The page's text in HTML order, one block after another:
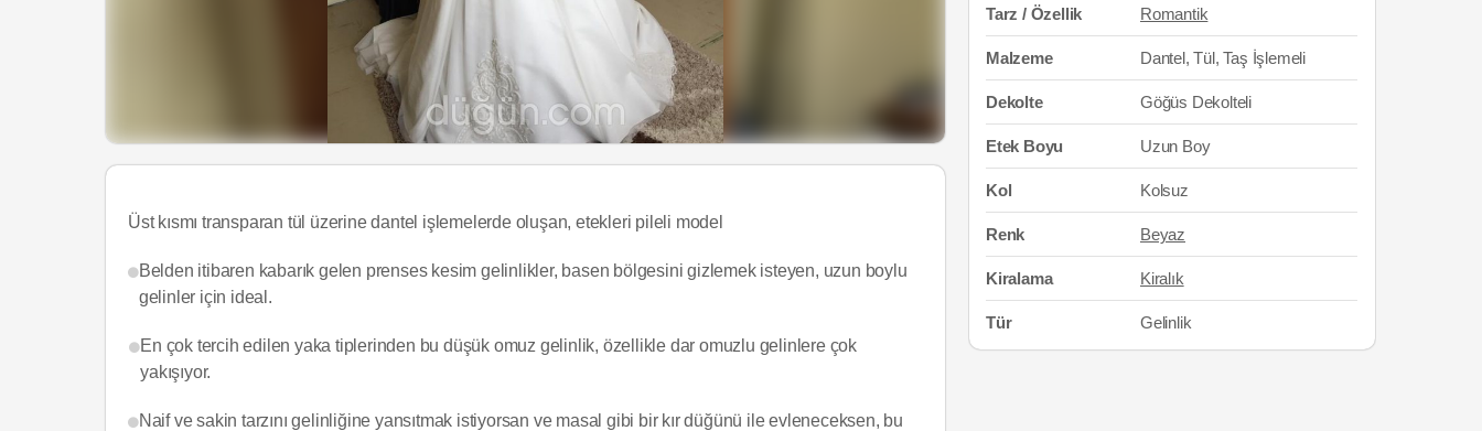
Üst kısmı transparan tül üzerine dantel işlemelerde oluşan, etekleri pileli model
Belden itibaren kabarık gelen prenses kesim gelinlikler, basen bölgesini gizlemek isteyen, uzun boylu
gelinler için ideal.
En çok tercih edilen yaka tiplerinden bu düşük omuz gelinlik, özellikle dar omuzlu gelinlere çok
yakışıyor.
Naif ve sakin tarzını gelinliğine yansıtmak istiyorsan ve masal gibi bir kır düğünü ile evleneceksen, bu
Tarz / Özellik Romantik
Malzeme Dantel, Tül, Taş İşlemeli
Dekolte Göğüs Dekolteli
Etek Boyu Uzun Boy
Kol Kolsuz
Renk Beyaz
Kiralama Kiralık
Tür Gelinlik